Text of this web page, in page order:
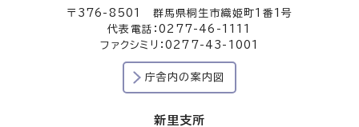
〒376-8501 群馬県桐生市織姫町1番1号
代表電話：0277-46-1111
ファクシミリ：0277-43-1001
庁舎内の案内図
新里支所